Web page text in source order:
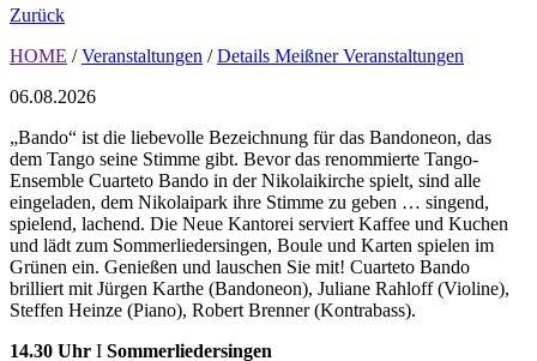
Zurück
HOME / Veranstaltungen / Details Meißner Veranstaltungen
06.08.2026
„Bando“ ist die liebevolle Bezeichnung für das Bandoneon, das
dem Tango seine Stimme gibt. Bevor das renommierte Tango-
Ensemble Cuarteto Bando in der Nikolaikirche spielt, sind alle
eingeladen, dem Nikolaipark ihre Stimme zu geben … singend,
spielend, lachend. Die Neue Kantorei serviert Kaffee und Kuchen
und lädt zum Sommerliedersingen, Boule und Karten spielen im
Grünen ein. Genießen und lauschen Sie mit! Cuarteto Bando
brilliert mit Jürgen Karthe (Bandoneon), Juliane Rahloff(Violine),
Steffen Heinze (Piano), Robert Brenner (Kontrabass).
14.30 Uhr I Sommerliedersingen